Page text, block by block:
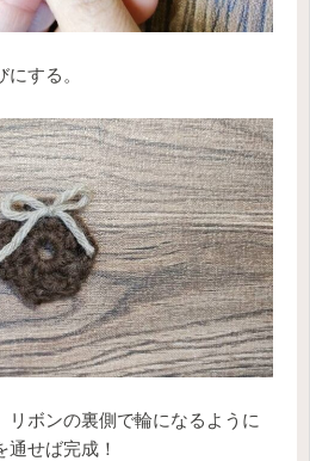
する。
ボンの裏側で輪になるように
せば完成！